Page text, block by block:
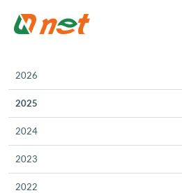
2026
2025
2024
2023
2022